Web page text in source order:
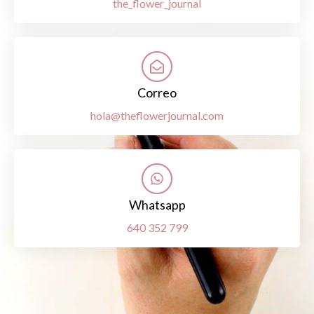
the_flower_journal
Correo
hola@theflowerjournal.com
Whatsapp
640 352 799